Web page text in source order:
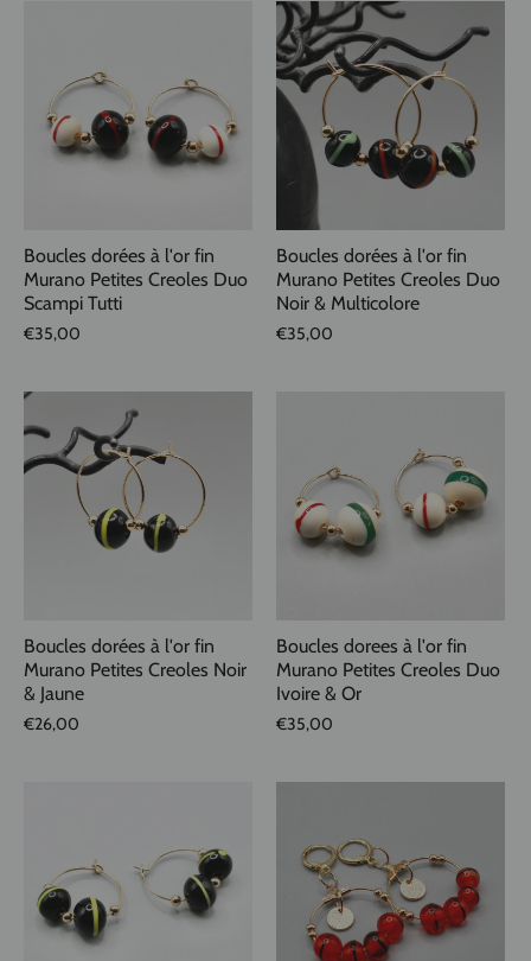
Boucles dorées à l'or fin
Murano Petites Creoles Duo
Scampi Tutti
€35,00
Boucles dorées à l'or fin
Murano Petites Creoles Duo
Noir & Multicolore
€35,00
Boucles dorées à l'or fin
Murano Petites Creoles Noir
& Jaune
€26,00
Boucles dorees à l'or fin
Murano Petites Creoles Duo
Ivoire & Or
€35,00